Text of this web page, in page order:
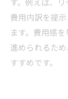
費用内訳を提
ます。費用感
進められるた
すすめです。